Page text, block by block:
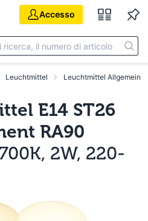
Accesso
Leuchtmittel Leuchtmittel Allgemein
E14 ST26
RA90
2W, 220-